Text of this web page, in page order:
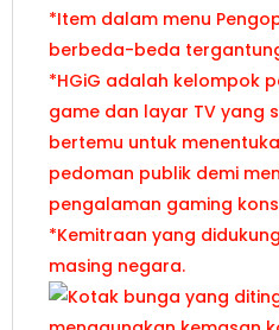
*Item dalam menu
berbeda-beda
*HGiG adalah kelompok
game dan layar TV yang
bertemu untuk
pedoman publik demi
pengalaman gaming
*Kemitraan yang
masing negara.